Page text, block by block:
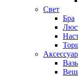
Свет
Бра